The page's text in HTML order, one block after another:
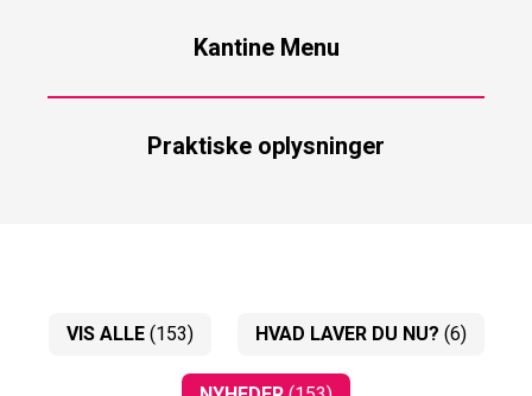
Kantine Menu
Praktiske oplysninger
VIS ALLE (153) HVAD LAVER DU NU? (6)